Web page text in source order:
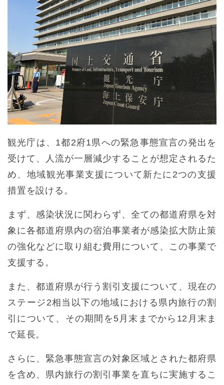
観光庁は、1都2府1県への緊急事態宣言の発出を
受けて、人流が一層減少することが想定されるた
め、地域観光事業支援について新たに2つの支援
措置を設ける。
まず、感染状況に関わらず、全ての都道府県を対
象に各都道府県内の宿泊事業者が感染拡大防止策
の強化などに取り組む費用について、この事業で
支援する。
また、都道府県が行う割引支援について、現在の
ステージ2相当以下の地域における県内旅行の割
引について、その期間を5月末までから12月末ま
で延長。
さらに、緊急事態宣言の対象区域とされた都府県
を含め、県内旅行の割引事業を直ちに実施するこ